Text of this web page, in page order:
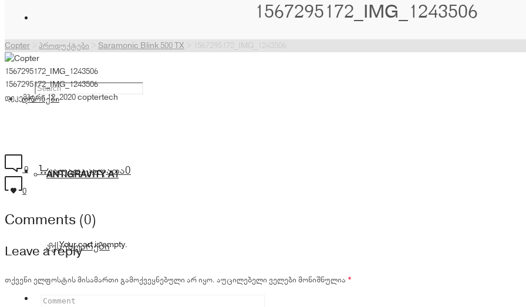
კალათაკალათა0
Your cart is empty.
დრონები
ANTIGRAVITY A1
აქსესუარები
1567295172_IMG_1243506
Copter პროდუქტები Saramonic Blink 500 TX 1567295172_IMG_1243506
1567295172_IMG_1243506
1567295172_IMG_1243506
დეკემბერი 12, 2020coptertech
0
0
Comments (0)
Leave a reply
თქვენი ელფოსტის მისამართი გამოქვეყნებული არ იყო. აუცილებელი ველები მონიშნულია *